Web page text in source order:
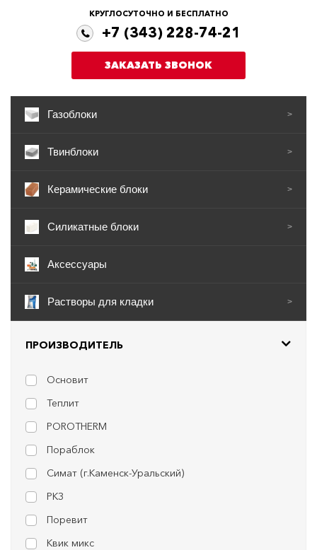
КРУГЛОСУТОЧНО И БЕСПЛАТНО
+7 (343) 228-74-21
ЗАКАЗАТЬ ЗВОНОК
Газоблоки >
Твинблоки >
Керамические блоки >
Силикатные блоки >
Аксессуары
Растворы для кладки >
ПРОИЗВОДИТЕЛЬ
Основит
Теплит
POROTHERM
Пораблок
Симат (г.Каменск-Уральский)
РКЗ
Поревит
Квик микс